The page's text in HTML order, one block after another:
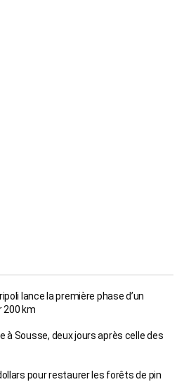
lance la première phase d’un
200 km
à Sousse, deux jours après celle des
pour restaurer les forêts de pin